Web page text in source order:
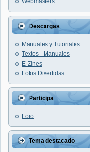
Webmasters
Descargas
Manuales y Tutoriales
Textos - Manuales
E-Zines
Fotos Divertidas
Participa
Foro
Tema destacado